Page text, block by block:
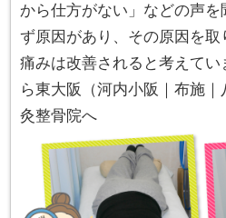
から仕方がない」などの声
ず原因があり、その原因を取
痛みは改善されると考えて
ら東大阪（河内小阪｜布施
灸整骨院へ